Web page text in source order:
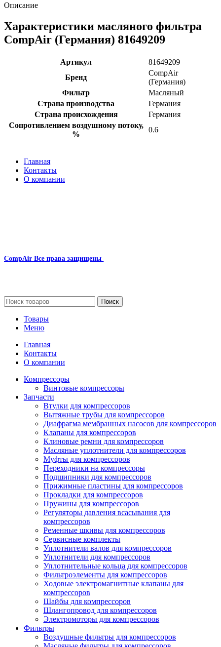
Описание
Характеристики масляного фильтра
CompAir (Германия) 81649209
Артикул
81649209
Бренд
CompAir
(Германия)
Фильтр
Масляный
Страна производства
Германия
Страна происхождения
Германия
Сопротивлением воздушному потоку,
%
0.6
Главная
Контакты
О компании
CompAir Все права защищены
Поиск
Товары
Меню
Главная
Контакты
О компании
Компрессоры
Винтовые компрессоры
Запчасти
Втулки для компрессоров
Вытяжные трубы для компрессоров
Диафрагма мембранных насосов для компрессоров
Клапаны для компрессоров
Клиновые ремни для компрессоров
Масляные уплотнители для компрессоров
Муфты для компрессоров
Переходники на компрессоры
Подшипники для компрессоров
Прижимные пластины для компрессоров
Прокладки для компрессоров
Пружины для компрессоров
Регуляторы давления всасывания для
компрессоров
Ременные шкивы для компрессоров
Сервисные комплекты
Уплотнители валов для компрессоров
Уплотнители для компрессоров
Уплотнительные кольца для компрессоров
Фильтроэлементы для компрессоров
Ходовые электромагнитные клапаны для
компрессоров
Шайбы для компрессоров
Шлангопровод для компрессоров
Электромоторы для компрессоров
Фильтры
Воздушные фильтры для компрессоров